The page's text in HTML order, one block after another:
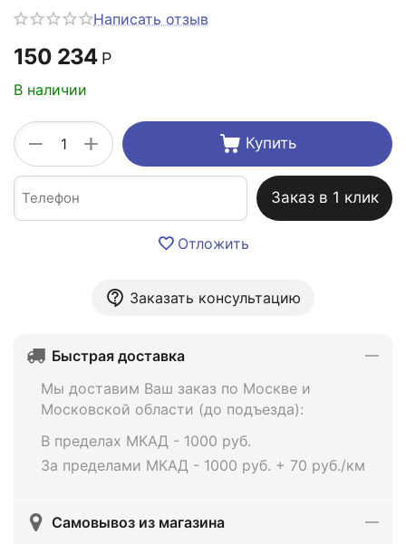
Написать отзыв
150 234 Р
В наличии
+
− Купить
Заказ в 1 клик
Отложить
Заказать консультацию
Быстрая доставка
Мы доставим Ваш заказ по Москве и
Московской области (до подъезда):
В пределах МКАД - 1000 руб.
За пределами МКАД - 1000 руб. + 70 руб./км
Самовывоз из магазина